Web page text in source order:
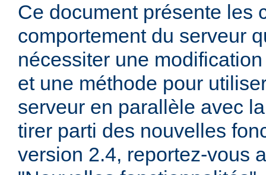
Ce document présente les
comportement du serveur
nécessiter une
et une méthode pour
serveur en parallèle avec
tirer parti des nouvelles
version 2.4, reportez-vous